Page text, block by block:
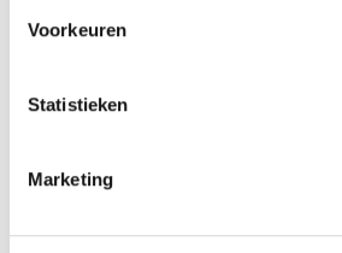
Voorkeuren
Statistieken
Marketing